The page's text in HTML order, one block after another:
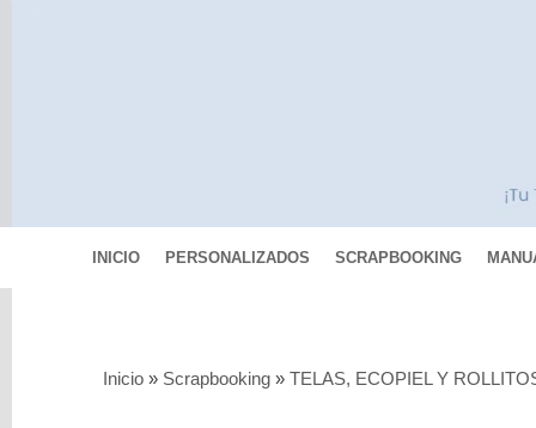
INICIO PERSONALIZADOS SCRAPBOOKING
Inicio » Scrapbooking »TELAS, ECOPIEL Y